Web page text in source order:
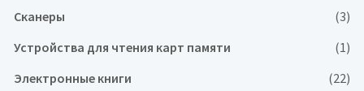
Сканеры
(3)
Устройства для чтения карт памяти
(1)
Электронные книги
(22)